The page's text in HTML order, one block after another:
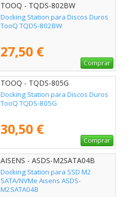
TOOQ - TQDS-802BW
Docking Station para Discos Duros
TooQ TQDS-802BW
27,50 €
Comprar
TOOQ - TQDS-805G
Docking Station para Discos Duros
TooQ TQDS-805G
30,50 €
Comprar
AISENS - ASDS-M2SATA04B
Docking Station para SSD M2
SATA/NVMe Aisens ASDS-
M2SATA04B